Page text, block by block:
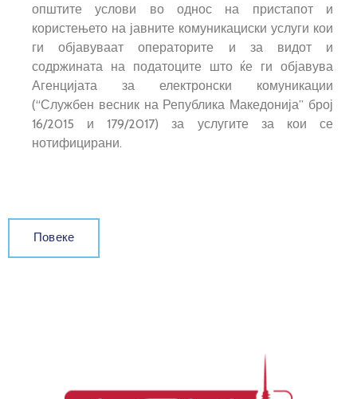
општите услови во однос на пристапот и
користењето на јавните комуникациски услуги кои
ги објавуваат операторите и за видот и
содржината на податоците што ќе ги објавува
Агенцијата за електронски комуникации
(“Службен весник на Република Македонија” број
16/2015 и 179/2017) за услугите за кои се
нотифицирани.
Повеке